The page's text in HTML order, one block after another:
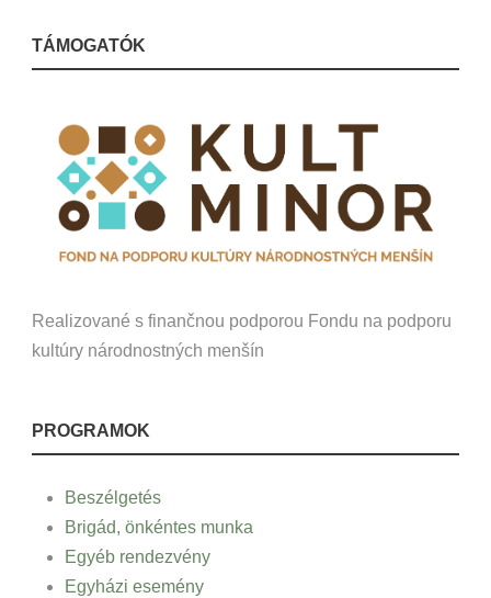
TÁMOGATÓK
Realizované s finančnou podporou Fondu na podporu
kultúry národnostných menšín
PROGRAMOK
Beszélgetés
Brigád, önkéntes munka
Egyéb rendezvény
Egyházi esemény